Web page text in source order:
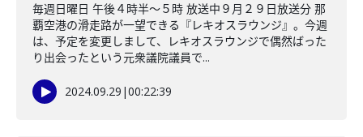
毎週日曜日 午後４時半～５時 放送中９月２９日放送分 那
覇空港の滑走路が一望できる『レキオスラウンジ』。今週
は、予定を変更しまして、レキオスラウンジで偶然ばった
り出会ったという元衆議院議員で...
2024.09.29 |00:22:39